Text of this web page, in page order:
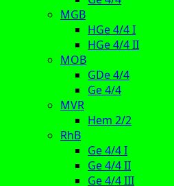
MGB
HGe 4/4 I
HGe 4/4 II
MOB
GDe 4/4
Ge 4/4
MVR
Hem 2/2
RhB
Ge 4/4 I
Ge 4/4 II
Ge 4/4 III